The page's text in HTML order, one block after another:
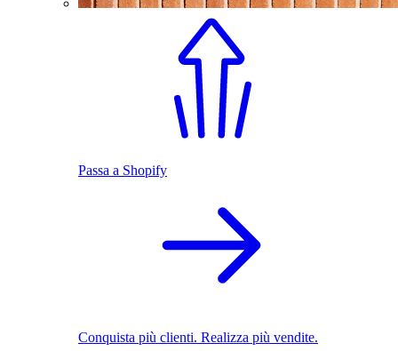
Passa a Shopify
Conquista più clienti. Realizza più vendite.